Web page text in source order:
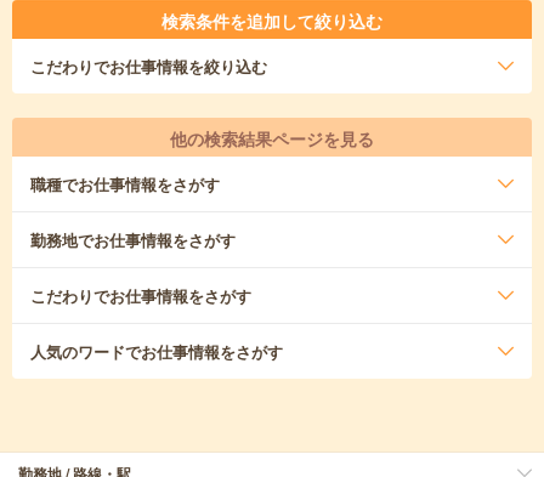
検索条件を追加して絞り込む
こだわりでお仕事情報を絞り込む
他の検索結果ページを見る
職種でお仕事情報をさがす
勤務地でお仕事情報をさがす
こだわりでお仕事情報をさがす
人気のワードでお仕事情報をさがす